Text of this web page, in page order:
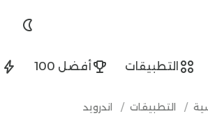
التطبيقات أفضل 100
/ التطبيقات / اندرويد